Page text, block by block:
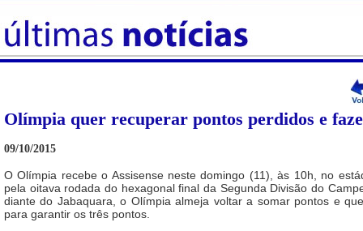
Olímpia quer recuperar pontos perdidos e
09/10/2015
O Olímpia recebe o Assisense neste domingo (11), às 10h, no
pela oitava rodada do hexagonal final da Segunda Divisão do
diante do Jabaquara, o Olímpia almeja voltar a somar pontos e
para garantir os três pontos.